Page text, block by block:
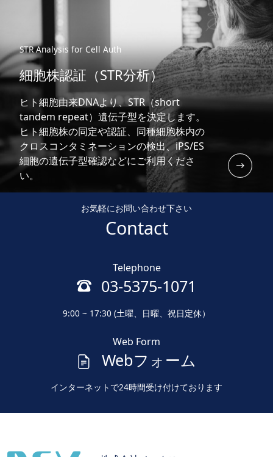
STR Analysis for Cell Auth
細胞株認証（STR分析）
ヒト細胞由来DNAより、STR（short
tandem repeat）遺伝子型を決定します。
ヒト細胞株の同定や認証、同種細胞株内の
クロスコンタミネーションの検出、iPS/ES
細胞の遺伝子型確認などにご利用くださ
い。
お気軽にお問い合わせ下さい
Contact
Telephone
03-5375-1071
9:00 ~ 17:30 (土曜、日曜、祝日定休）
Web Form
Webフォーム
インターネットで24時間受け付けております